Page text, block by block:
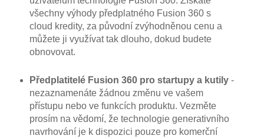
všechny výhody předplatného Fusion 360 s
cloud kredity, za původní zvýhodněnou cenu a
můžete ji využívat tak dlouho, dokud budete
obnovovat.
Předplatitelé Fusion 360 pro startupy a kutily-
nezaznamenáte žádnou změnu ve vašem
přístupu nebo ve funkcích produktu. Vezměte
prosím na vědomí, že technologie generativního
navrhování je k dispozici pouze pro komerční